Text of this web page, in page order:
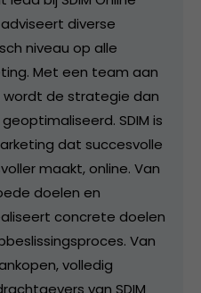
diverse
niveau op alle
Met een team aan
wordt de strategie dan
SDIM is
dat succesvolle
maakt, online. Van
doelen en
concrete doelen
Van
volledig
van SDIM